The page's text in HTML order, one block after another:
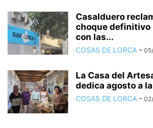
Casalduero
choque definitivo
con las...
COSAS DE LORCA -
La Casa del
dedica agosto a
COSAS DE LORCA -